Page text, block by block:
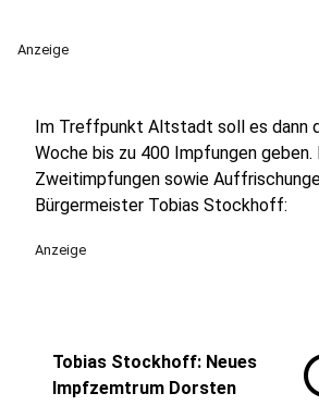
Anzeige
Im Treffpunkt Altstadt soll es dann
Woche bis zu 400 Impfungen geben.
Zweitimpfungen sowie
Bürgermeister Tobias Stockhoff:
Anzeige
Tobias Stockhoff: Neues
Impfzemtrum Dorsten